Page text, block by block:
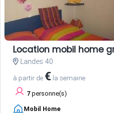
Location mobil home
Landes 40
à partir de € la semaine
7 personne(s)
Mobil Home